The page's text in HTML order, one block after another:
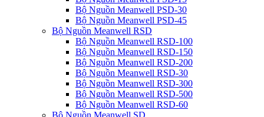
Bộ Nguồn Meanwell PSD-30
Bộ Nguồn Meanwell PSD-45
Bộ Nguồn Meanwell RSD
Bộ Nguồn Meanwell RSD-100
Bộ Nguồn Meanwell RSD-150
Bộ Nguồn Meanwell RSD-200
Bộ Nguồn Meanwell RSD-30
Bộ Nguồn Meanwell RSD-300
Bộ Nguồn Meanwell RSD-500
Bộ Nguồn Meanwell RSD-60
Bộ Nguồn Meanwell SD